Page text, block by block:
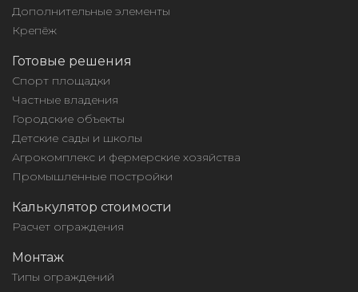
Дополнительные элементы
Крепёж
Готовые решения
Спорт площадки
Частные владения
Городские объекты
Детские сады и школы
Агрокомплекс и фермерские хозяйства
Промышленные постройки
Калькулятор стоимости
Расчет ограждения
Монтаж
Типы ограждений